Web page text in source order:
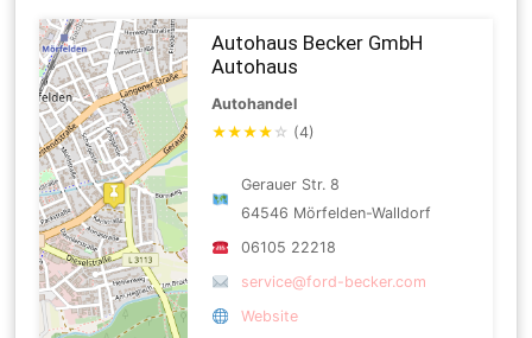
Autohaus Becker GmbH
Autohaus
Autohandel
★★★★ ☆ (4)
Gerauer Str. 8
64546 Mörfelden-Walldorf
06105 22218
service@ford-becker.com
Website